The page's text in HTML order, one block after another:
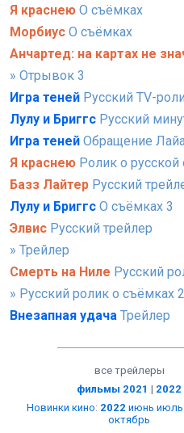
Я краснею О съёмках
Морбиус О съёмках
Анчартед: на картах не
» Отрывок 3
Игра теней Русский TV-
Лулу и Бриггс Русский
Игра теней Обращение
Я краснею Ролик о русской
Базз Лайтер Русский
Лулу и Бриггс О съёмках 3
Элвис Русский трейлер
» Трейлер
Смерть на Ниле Русский
» Русский ролик о съёмках 2
Внезапная удача Трейлер
все трейлеры
фильмы 2021 | 2022
Новинки кино: 2022 июнь июль
октябрь